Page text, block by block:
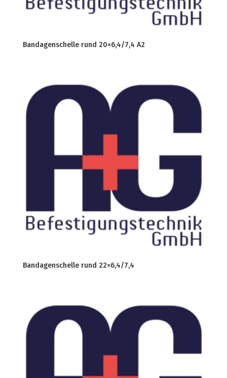
Bandagenschelle rund 20×6,4/7,4 A2
Bandagenschelle rund 22×6,4/7,4